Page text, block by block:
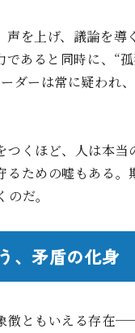
声を上げ、議論を導
であると同時に、“
ダーは常に疑われ
つくほど、人は本当
るための嘘もある。
だ。
、矛盾の化身
徴ともいえる存在